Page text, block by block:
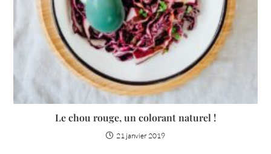
Le chou rouge, un colorant naturel !
21 janvier 2019